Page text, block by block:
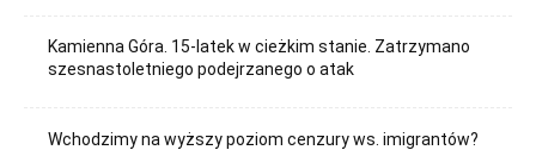
Kamienna Góra. 15-latek w cieżkim stanie. Zatrzymano
szesnastoletniego podejrzanego o atak
Wchodzimy na wyższy poziom cenzury ws. imigrantów?